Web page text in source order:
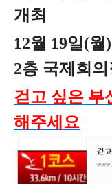
개최
12월 19일(
2층 국제회
걷고 싶은 부
해주세요